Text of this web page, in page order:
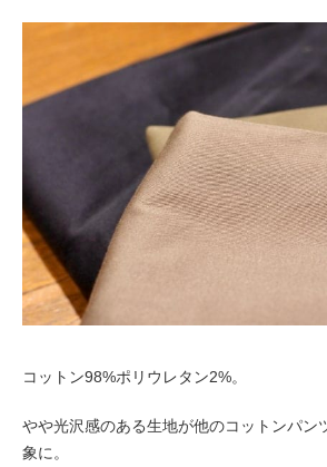
コットン98%ポリウレタン2%。
やや光沢感のある生地が他のコットンパン
象に。